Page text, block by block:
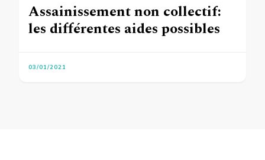
Assainissement non collectif:
les différentes aides possibles
03/01/2021